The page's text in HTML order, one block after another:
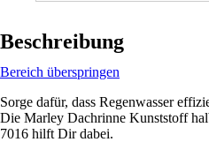
Beschreibung
Bereich überspringen
Sorge dafür, dass Regenwasser
Die Marley Dachrinne Kunststoff
7016 hilft Dir dabei.